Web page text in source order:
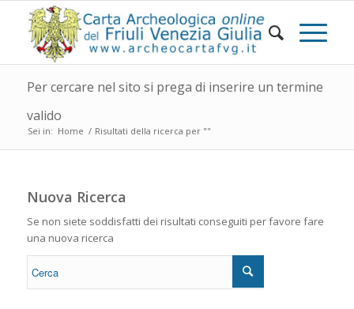
Per cercare nel sito si prega di inserire un termine
valido
Sei in: Home / Risultati della ricerca per ""
Nuova Ricerca
Se non siete soddisfatti dei risultati conseguiti per favore fare
una nuova ricerca